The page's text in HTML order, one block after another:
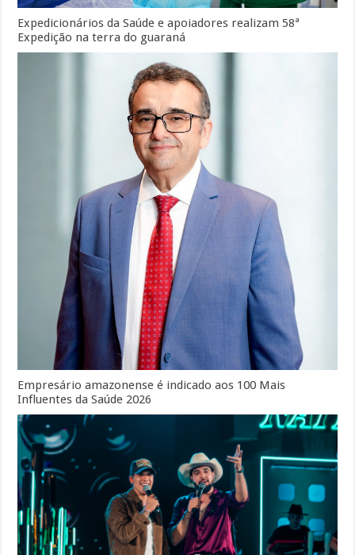
Expedicionários da Saúde e apoiadores realizam 58ª
Expedição na terra do guaraná
Empresário amazonense é indicado aos 100 Mais
Influentes da Saúde 2026